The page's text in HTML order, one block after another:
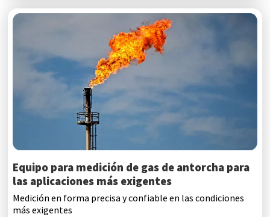
Equipo para medición de gas de antorcha para
las aplicaciones más exigentes
Medición en forma precisa y confiable en las condiciones
más exigentes